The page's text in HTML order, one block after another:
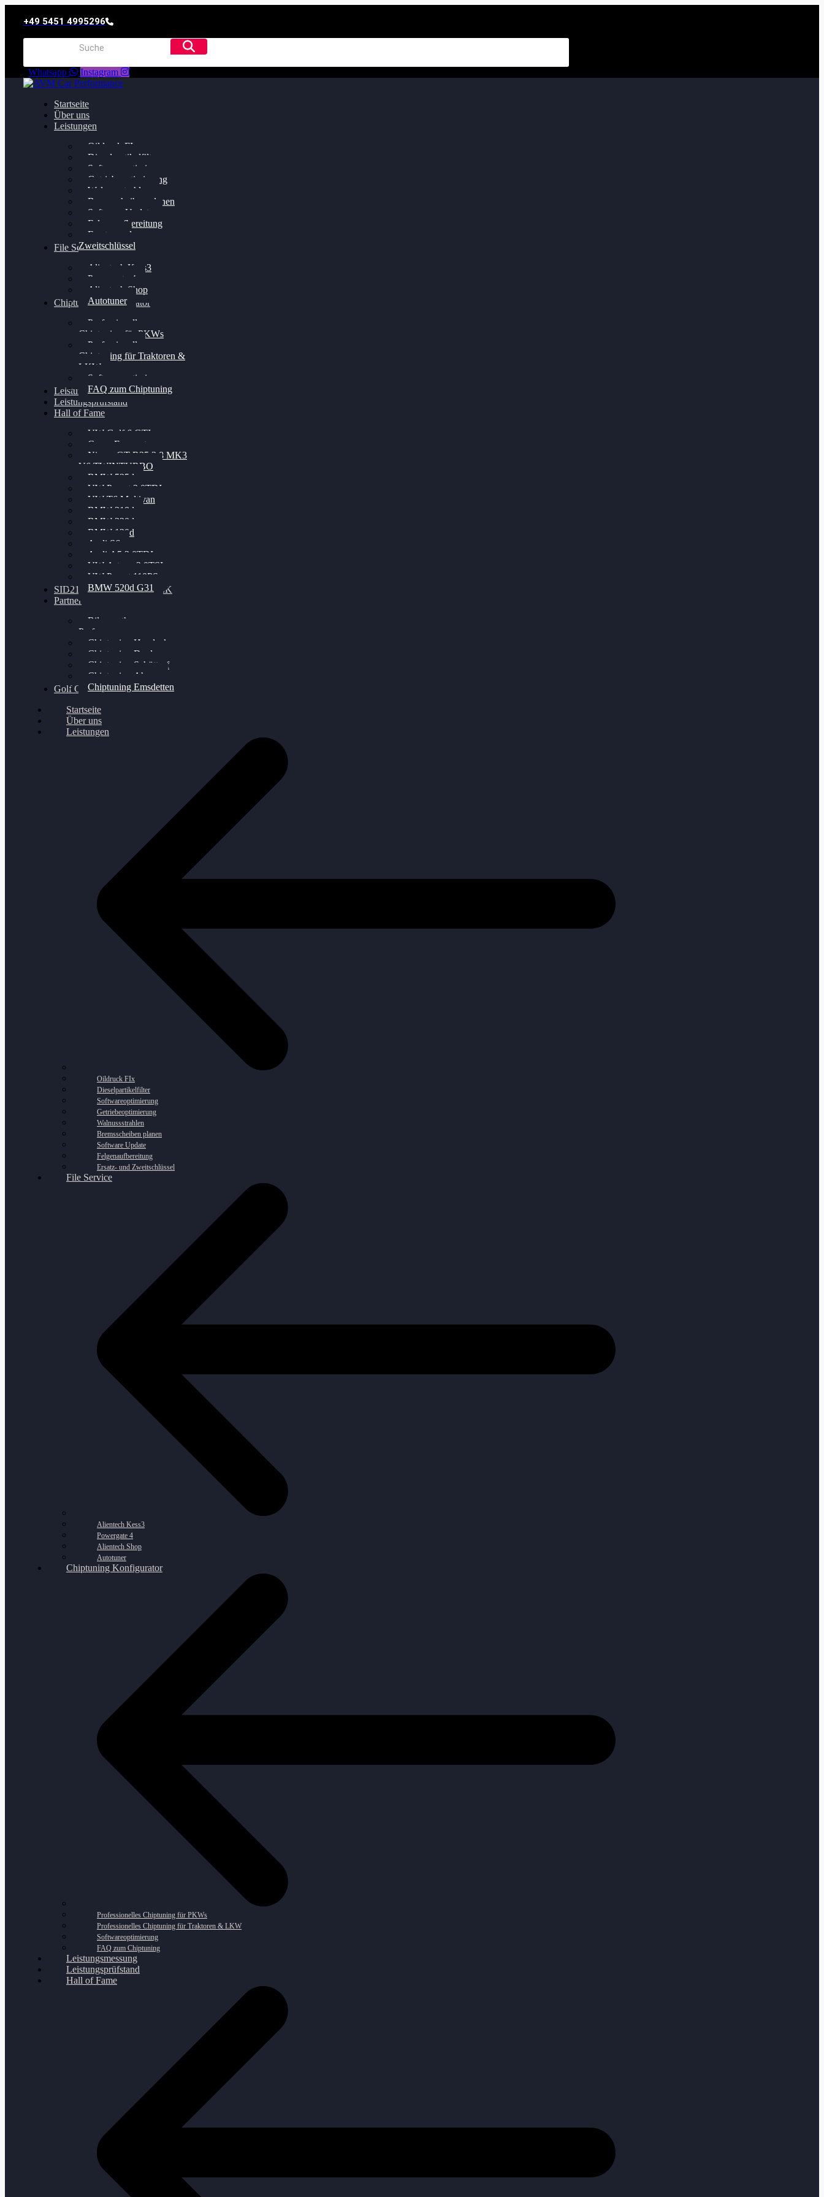
+49 5451 4995296
Whatsapp Instagram
Startseite
Über uns
Leistungen
Oildruck FIx
Dieselpartikelfilter
Softwareoptimierung
Getriebeoptimierung
Walnussstrahlen
Bremsscheiben planen
Software Update
Felgenaufbereitung
Ersatz- und
Zweitschlüssel
File Service
Alientech Kess3
Powergate 4
Alientech Shop
Autotuner
Chiptuning Konfigurator
Professionelles
Chiptuning für PKWs
Professionelles
Chiptuning für Traktoren &
LKW
Softwareoptimierung
FAQ zum Chiptuning
Leistungsmessung
Leistungsprüfstand
Hall of Fame
VW Golf 6 GTI
Cupra Formentor
Nissan GT-R35 3.8 MK3
V6 TWINTURBO
BMW 525d
VW Passat 2.0TDI
VW T6 Multivan
BMW 318d
BMW 320d
BMW 120d
Audi S6
Audi A5 3.0TDI
VW Arteon 2.0TSI
VW Passat 110PS
BMW 520d G31
SID212 / 212EVO UNLOCK
Partner
Bilgenroth
Performance
Chiptuning Herzlacke
Chiptuning Duelmen
Chiptuning Schüttorf
Chiptuning Ahaus
Chiptuning Emsdetten
Golf Gewinnspiel
Startseite
Über uns
Leistungen
Oildruck FIx
Dieselpartikelfilter
Softwareoptimierung
Getriebeoptimierung
Walnussstrahlen
Bremsscheiben planen
Software Update
Felgenaufbereitung
Ersatz- und Zweitschlüssel
File Service
Alientech Kess3
Powergate 4
Alientech Shop
Autotuner
Chiptuning Konfigurator
Professionelles Chiptuning für PKWs
Professionelles Chiptuning für Traktoren & LKW
Softwareoptimierung
FAQ zum Chiptuning
Leistungsmessung
Leistungsprüfstand
Hall of Fame